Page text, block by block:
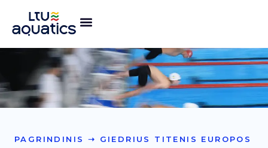
PAGRINDINIS ➝ GIEDRIUS TITENIS EUROPOS